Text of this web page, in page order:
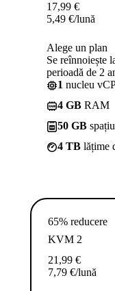
17,99 €
5,49 €/lună
Alege un plan
Se reînnoiește
perioadă de 2
1 nucleu
4 GB RAM
50 GB
4 TB lățime
65% reducere
KVM 2
21,99 €
7,79 €/lună